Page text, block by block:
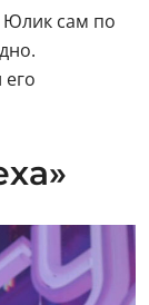
Юлик сам по